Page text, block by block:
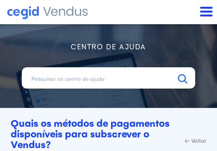
CENTRO DE AJUDA
Quais os métodos de pagamentos
disponíveis para subscrever o
Vendus?
Voltar